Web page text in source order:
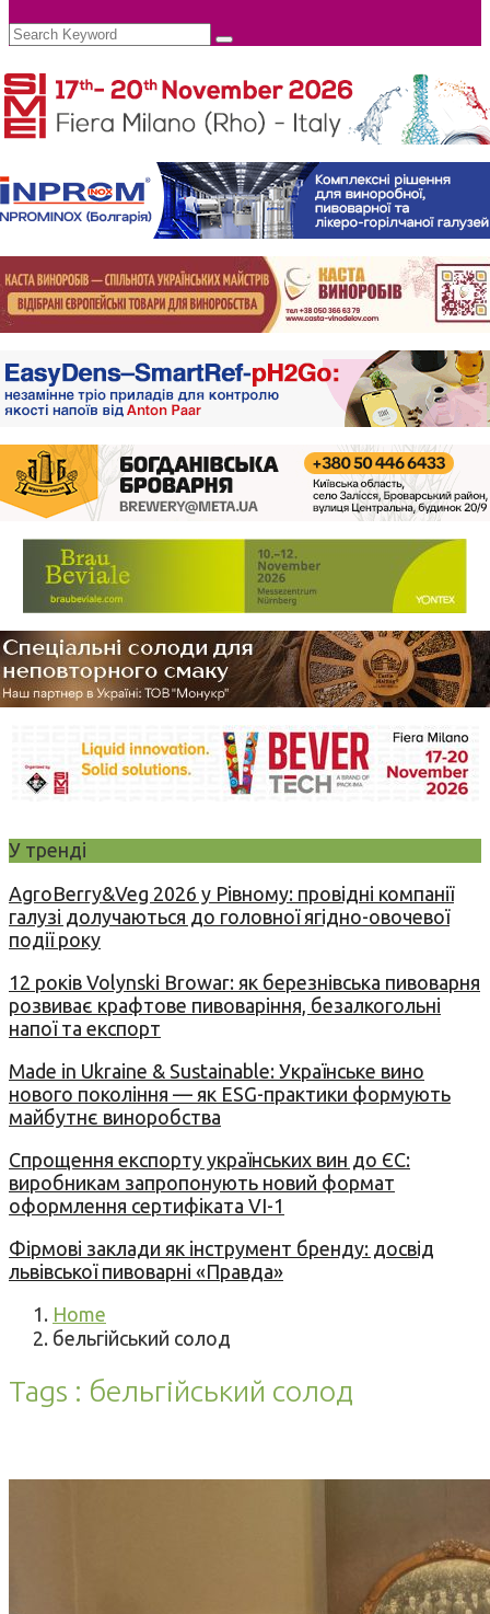
У тренді
AgroBerry&Veg 2026 у Рівному: провідні компанії
галузі долучаються до головної ягідно-овочевої
події року
12 років Volynski Browar: як березнівська пивоварня
розвиває крафтове пивоваріння, безалкогольні
напої та експорт
Made in Ukraine & Sustainable: Українське вино
нового покоління — як ESG-практики формують
майбутнє виноробства
Спрощення експорту українських вин до ЄС:
виробникам запропонують новий формат
оформлення сертифіката VI-1
Фірмові заклади як інструмент бренду: досвід
львівської пивоварні «Правда»
Home
бельгійський солод
Tags : бельгійський солод